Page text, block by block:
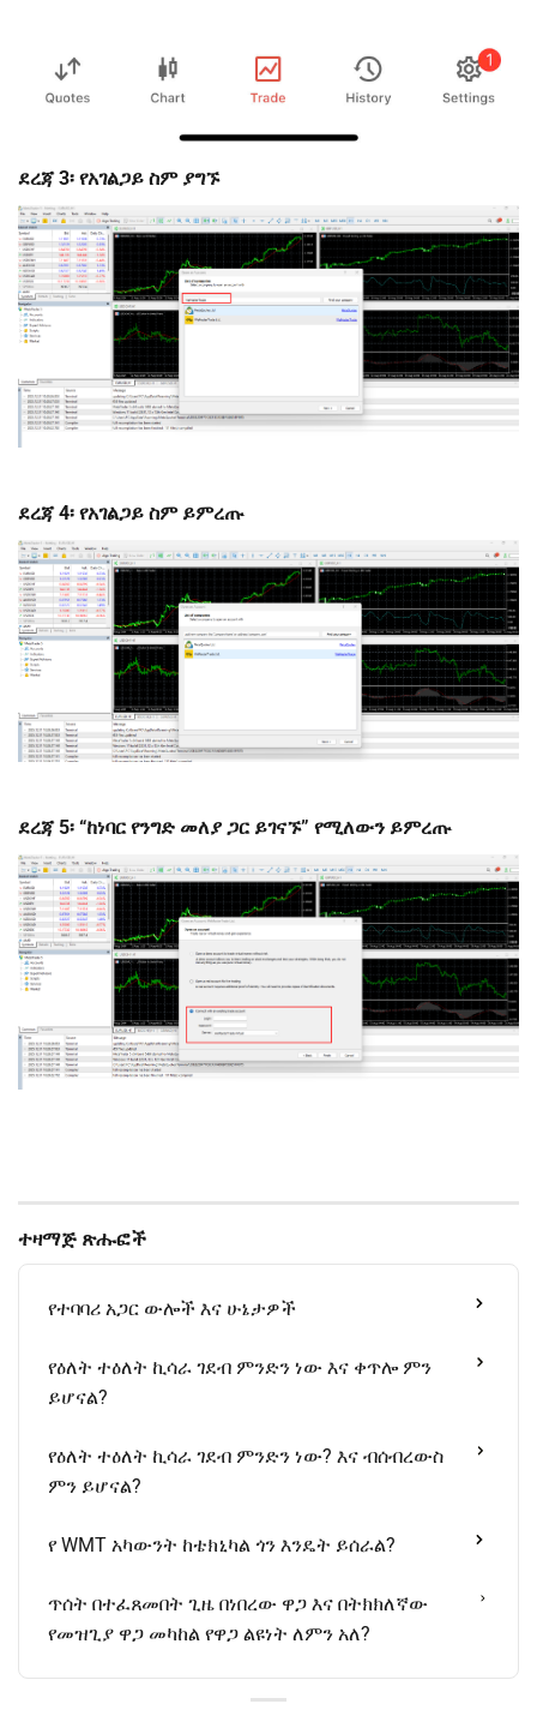
ደረጃ 3፡ የአገልጋይ ስም ያግኙ
ደረጃ 4፡ የአገልጋይ ስም ይምረጡ
ደረጃ 5፡ “ከነባር የንግድ መለያ ጋር ይገናኙ” የሚለውን ይምረጡ
ተዛማጅ ጽሑፎች
የተባባሪ አጋር ውሎች እና ሁኔታዎች
የዕለት ተዕለት ኪሳራ ገደብ ምንድን ነው እና ቀጥሎ ምን
ይሆናል?
የዕለት ተዕለት ኪሳራ ገደብ ምንድን ነው? እና ብሰብረውስ
ምን ይሆናል?
የ WMT አካውንት ከቴክኒካል ጎን እንዴት ይሰራል?
ጥሰት በተፈጸመበት ጊዜ በነበረው ዋጋ እና በትክክለኛው
የመዝጊያ ዋጋ መካከል የዋጋ ልዩነት ለምን አለ?